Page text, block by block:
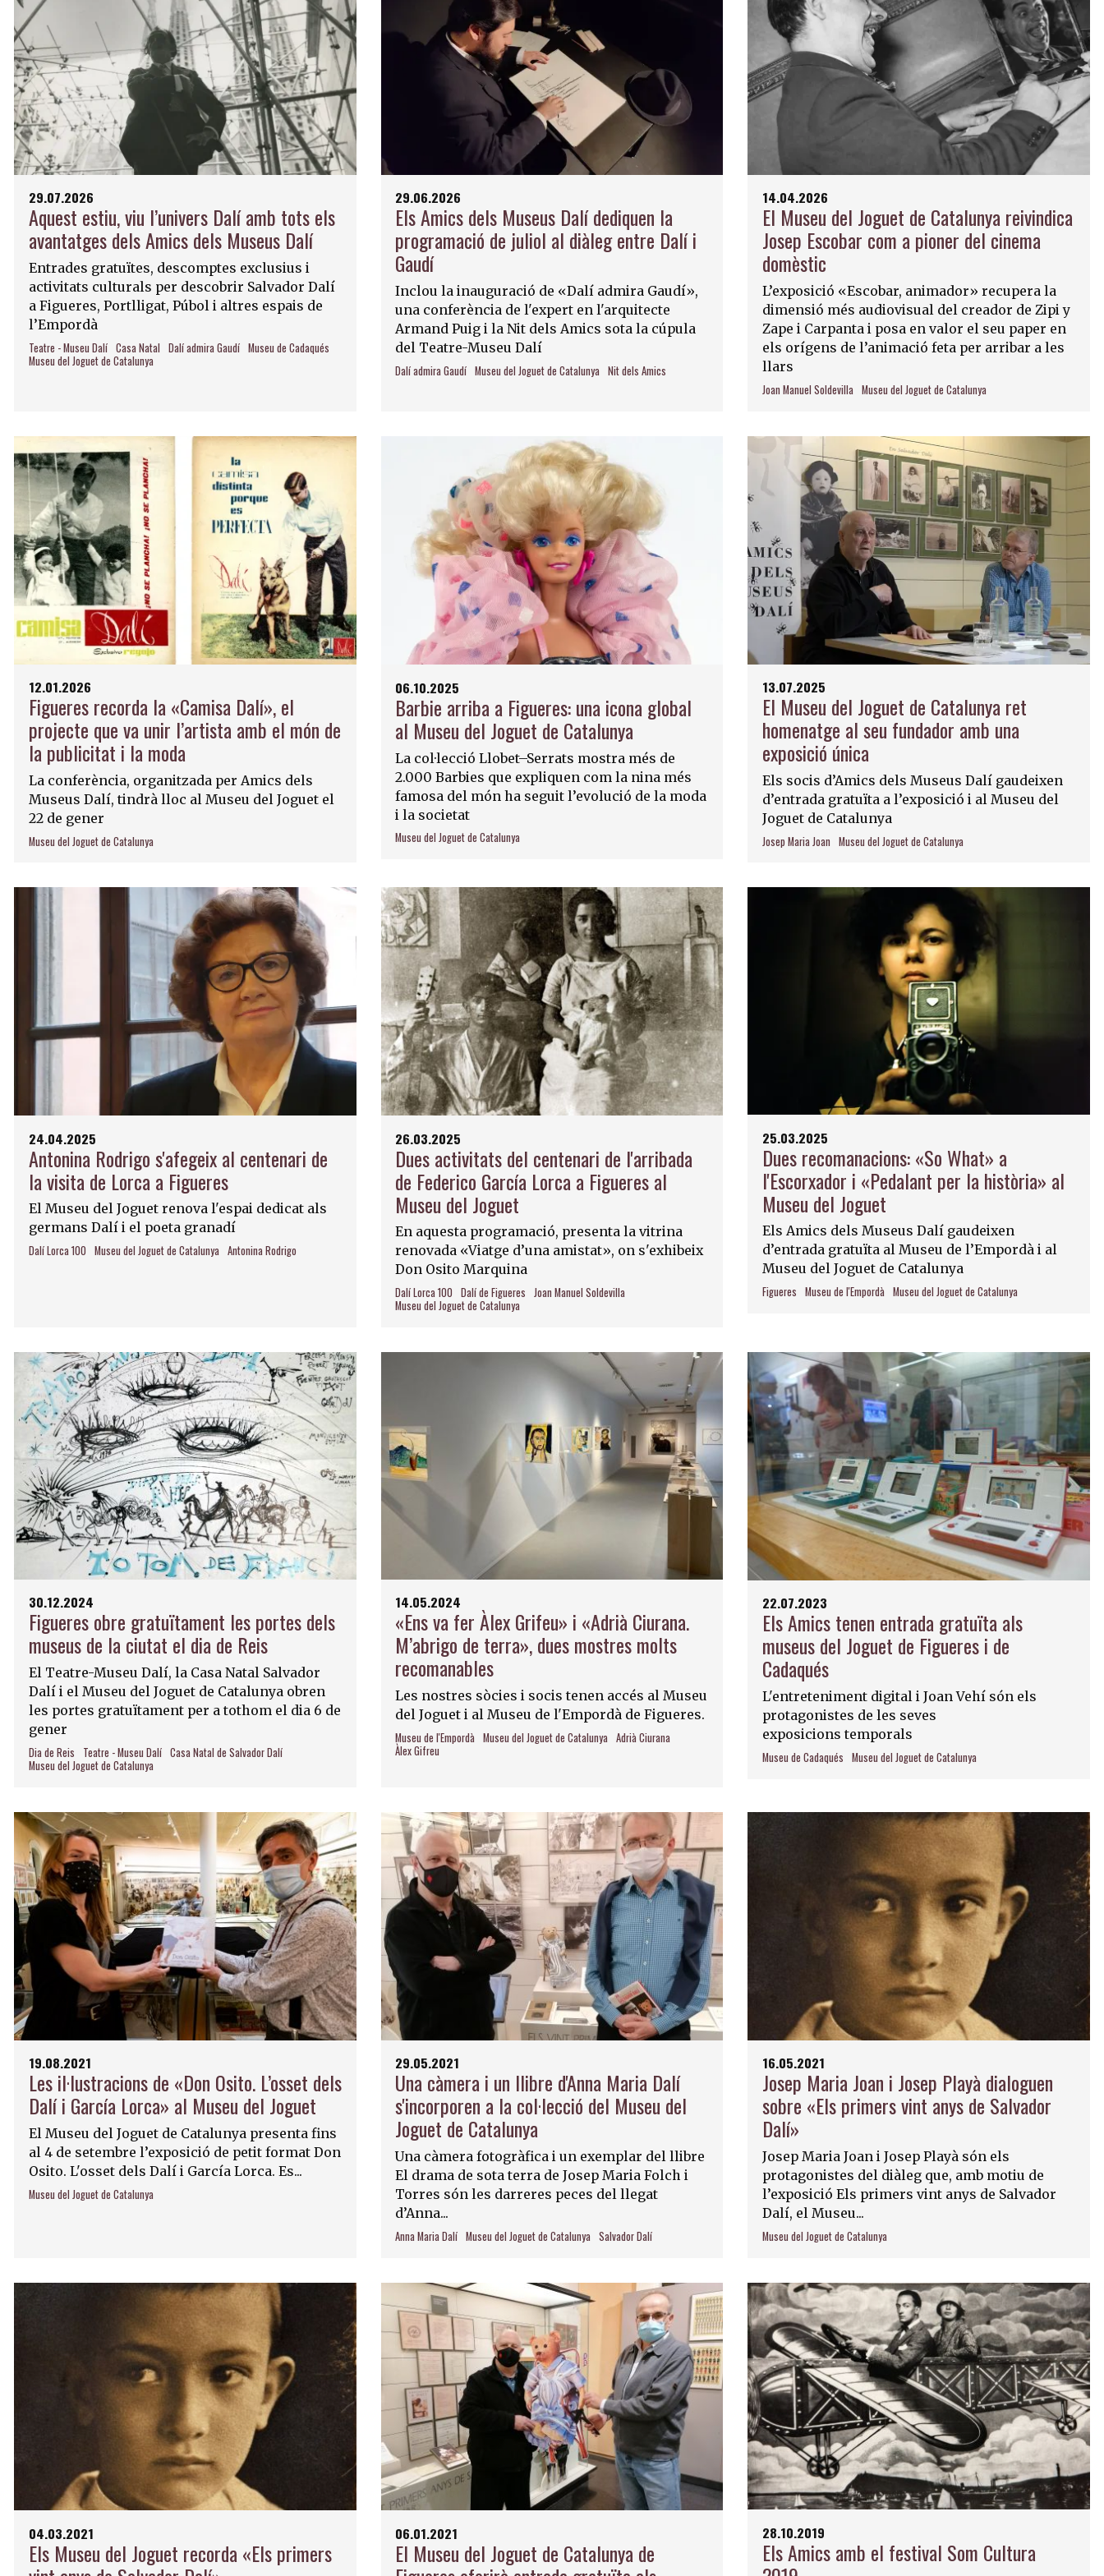
29.07.2026
Aquest estiu, viu l’univers Dalí amb tots els
avantatges dels Amics dels Museus Dalí
Entrades gratuïtes, descomptes exclusius i
activitats culturals per descobrir Salvador Dalí
a Figueres, Portlligat, Púbol i altres espais de
l’Empordà
Teatre - Museu Dalí Casa Natal Dalí admira Gaudí Museu de Cadaqués
Museu del Joguet de Catalunya
29.06.2026
Els Amics dels Museus Dalí dediquen la
programació de juliol al diàleg entre Dalí i
Gaudí
Inclou la inauguració de «Dalí admira Gaudí»,
una conferència de l'expert en l'arquitecte
Armand Puig i la Nit dels Amics sota la cúpula
del Teatre-Museu Dalí
Dalí admira Gaudí Museu del Joguet de Catalunya Nit dels Amics
14.04.2026
El Museu del Joguet de Catalunya reivindica
Josep Escobar com a pioner del cinema
domèstic
L’exposició «Escobar, animador» recupera la
dimensió més audiovisual del creador de Zipi y
Zape i Carpanta i posa en valor el seu paper en
els orígens de l’animació feta per arribar a les
llars
Joan Manuel Soldevilla Museu del Joguet de Catalunya
12.01.2026
Figueres recorda la «Camisa Dalí», el
projecte que va unir l’artista amb el món de
la publicitat i la moda
La conferència, organitzada per Amics dels
Museus Dalí, tindrà lloc al Museu del Joguet el
22 de gener
Museu del Joguet de Catalunya
06.10.2025
Barbie arriba a Figueres: una icona global
al Museu del Joguet de Catalunya
La col·lecció Llobet–Serrats mostra més de
2.000 Barbies que expliquen com la nina més
famosa del món ha seguit l’evolució de la moda
i la societat
Museu del Joguet de Catalunya
13.07.2025
El Museu del Joguet de Catalunya ret
homenatge al seu fundador amb una
exposició única
Els socis d’Amics dels Museus Dalí gaudeixen
d’entrada gratuïta a l’exposició i al Museu del
Joguet de Catalunya
Josep Maria Joan Museu del Joguet de Catalunya
24.04.2025
Antonina Rodrigo s'afegeix al centenari de
la visita de Lorca a Figueres
El Museu del Joguet renova l'espai dedicat als
germans Dalí i el poeta granadí
Dalí Lorca 100 Museu del Joguet de Catalunya Antonina Rodrigo
26.03.2025
Dues activitats del centenari de l'arribada
de Federico García Lorca a Figueres al
Museu del Joguet
En aquesta programació, presenta la vitrina
renovada «Viatge d’una amistat», on s'exhibeix
Don Osito Marquina
Dalí Lorca 100 Dalí de Figueres Joan Manuel Soldevilla
Museu del Joguet de Catalunya
25.03.2025
Dues recomanacions: «So What» a
l'Escorxador i «Pedalant per la història» al
Museu del Joguet
Els Amics dels Museus Dalí gaudeixen
d’entrada gratuïta al Museu de l’Empordà i al
Museu del Joguet de Catalunya
Figueres Museu de l'Empordà Museu del Joguet de Catalunya
30.12.2024
Figueres obre gratuïtament les portes dels
museus de la ciutat el dia de Reis
El Teatre-Museu Dalí, la Casa Natal Salvador
Dalí i el Museu del Joguet de Catalunya obren
les portes gratuïtament per a tothom el dia 6 de
gener
Dia de Reis Teatre - Museu Dalí Casa Natal de Salvador Dalí
Museu del Joguet de Catalunya
14.05.2024
«Ens va fer Àlex Grifeu» i «Adrià Ciurana.
M’abrigo de terra», dues mostres molts
recomanables
Les nostres sòcies i socis tenen accés al Museu
del Joguet i al Museu de l'Empordà de Figueres.
Museu de l'Empordà Museu del Joguet de Catalunya Adrià Ciurana
Àlex Gifreu
22.07.2023
Els Amics tenen entrada gratuïta als
museus del Joguet de Figueres i de
Cadaqués
L'entreteniment digital i Joan Vehí són els
protagonistes de les seves
exposicions temporals
Museu de Cadaqués Museu del Joguet de Catalunya
19.08.2021
Les il·lustracions de «Don Osito. L’osset dels
Dalí i García Lorca» al Museu del Joguet
El Museu del Joguet de Catalunya presenta fins
al 4 de setembre l’exposició de petit format Don
Osito. L'osset dels Dalí i García Lorca. Es...
Museu del Joguet de Catalunya
29.05.2021
Una càmera i un llibre d'Anna Maria Dalí
s'incorporen a la col·lecció del Museu del
Joguet de Catalunya
Una càmera fotogràfica i un exemplar del llibre
El drama de sota terra de Josep Maria Folch i
Torres són les darreres peces del llegat
d’Anna...
Anna Maria Dalí Museu del Joguet de Catalunya Salvador Dalí
16.05.2021
Josep Maria Joan i Josep Playà dialoguen
sobre «Els primers vint anys de Salvador
Dalí»
Josep Maria Joan i Josep Playà són els
protagonistes del diàleg que, amb motiu de
l’exposició Els primers vint anys de Salvador
Dalí, el Museu...
Museu del Joguet de Catalunya
04.03.2021
Els Museu del Joguet recorda «Els primers
06.01.2021
El Museu del Joguet de Catalunya de
28.10.2019
Els Amics amb el festival Som Cultura